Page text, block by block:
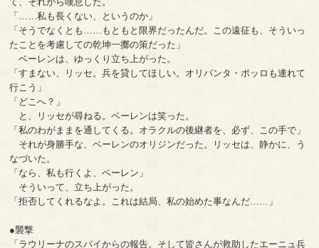
「……私も長くない、というのか」
「そうでなくとも……もともと限界だったんだ。この遠征も、そういっ
たことを考慮しての乾坤一擲の策だった」
ベーレンは、ゆっくり立ち上がった。
「すまない、リッセ。兵を貸してほしい。オリパンタ・ポッロも連れて
行こう」
「どこへ？」
と、リッセが尋ねる。ベーレンは笑った。
「私のわがままを通してくる。オラクルの後継者を、必ず、この手で」
それが身勝手な、ベーレンのオリジンだった。リッセは、静かに、う
なづいた。
「なら、私も行くよ、ベーレン」
そういって、立ち上がった。
「拒否してくれるなよ。これは結局、私の始めた事なんだ……」
●襲撃
「ラウリーナのスパイからの報告。そして皆さんが救助したエーニュ兵